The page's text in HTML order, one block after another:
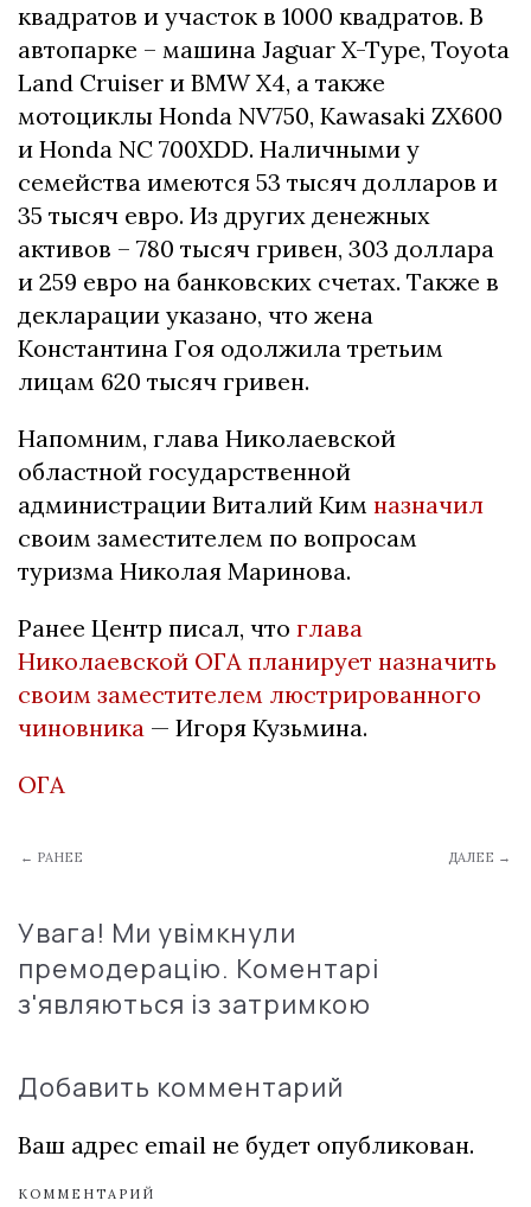
квадратов и участок в 1000 квадратов. В
автопарке – машина Jaguar X-Type, Toyota
Land Cruiser и BMW X4, а также
мотоциклы Honda NV750, Kawasaki ZX600
и Honda NC 700XDD. Наличными у
семейства имеются 53 тысяч долларов и
35 тысяч евро. Из других денежных
активов – 780 тысяч гривен, 303 доллара
и 259 евро на банковских счетах. Также в
декларации указано, что жена
Константина Гоя одолжила третьим
лицам 620 тысяч гривен.
Напомним, глава Николаевской
областной государственной
администрации Виталий Ким назначил
своим заместителем по вопросам
туризма Николая Маринова.
Ранее Центр писал, что глава
Николаевской ОГА планирует назначить
своим заместителем люстрированного
чиновника — Игоря Кузьмина.
ОГА
← РАНЕЕ ДАЛЕЕ →
Увага! Ми увімкнули
премодерацію. Коментарі
з'являються із затримкою
Добавить комментарий
Ваш адрес email не будет опубликован.
КОММЕНТАРИЙ